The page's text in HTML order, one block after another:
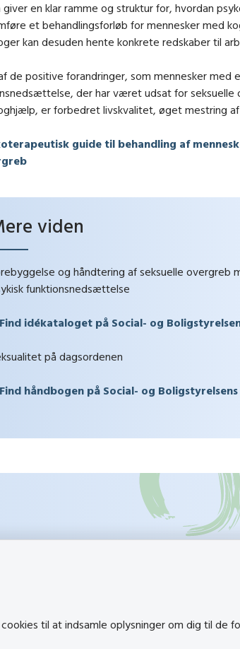
giver en klar ramme og struktur for, hvordan
et behandlingsforløb for mennesker med
kan desuden hente konkrete redskaber til
de positive forandringer, som mennesker med
der har været udsat for seksuelle
er forbedret livskvalitet, øget mestring
guide til behandling af
viden
og håndtering af seksuelle overgreb
funktionsnedsættelse
Find idékataloget på Social- og
på dagsordenen
Find håndbogen på Social- og
til at indsamle oplysninger om dig til de